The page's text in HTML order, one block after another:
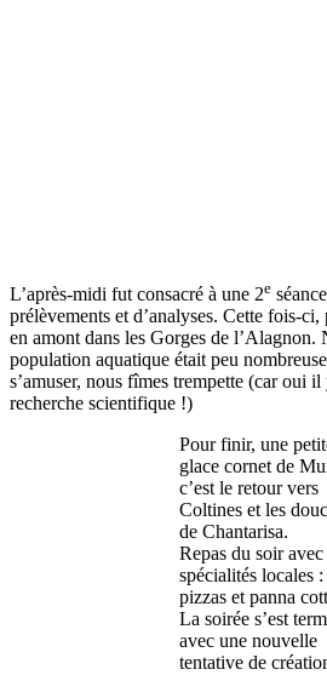
L’après-midi fut consacré à une 2e
prélèvements et d’analyses. Cette fois-ci,
en amont dans les Gorges de l’Alagnon.
population aquatique était peu
s’amuser, nous fîmes trempette (car oui
recherche scientifique !)
Pour finir, une
glace cornet de
c’est le retour vers
Coltines et les
de Chantarisa.
Repas du soir avec
spécialités locales :
pizzas et panna
La soirée s’est
avec une nouvelle
tentative de